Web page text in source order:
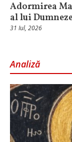
Adormirea
al lui
31 Iul, 2026
Analiză